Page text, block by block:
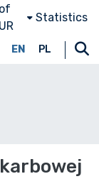
Statistics
EN PL